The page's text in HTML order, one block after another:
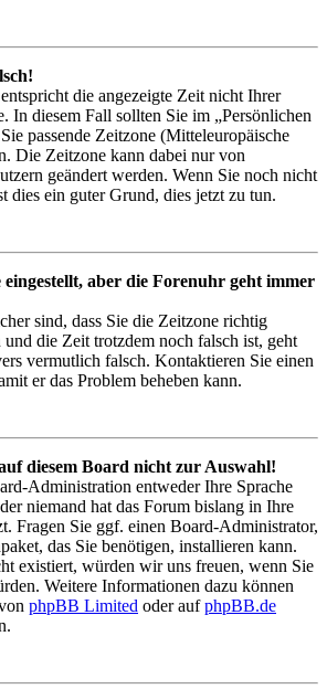
die angezeigte Zeit nicht Ihrer
In diesem Fall sollten Sie im „Persönlichen
passende Zeitzone (Mitteleuropäische
Die Zeitzone kann dabei nur von
geändert werden. Wenn Sie noch nicht
dies ein guter Grund, dies jetzt zu tun.
aber die Forenuhr geht immer
sind, dass Sie die Zeitzone richtig
und die Zeit trotzdem noch falsch ist, geht
vermutlich falsch. Kontaktieren Sie einen
er das Problem beheben kann.
diesem Board nicht zur Auswahl!
Administration entweder Ihre Sprache
niemand hat das Forum bislang in Ihre
Fragen Sie ggf. einen Board-Administrator,
das Sie benötigen, installieren kann.
existiert, würden wir uns freuen, wenn Sie
Weitere Informationen dazu können
phpBB Limited oder aufphpBB.de